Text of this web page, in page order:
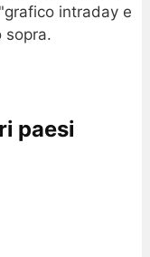
intraday e
sopra.
paesi